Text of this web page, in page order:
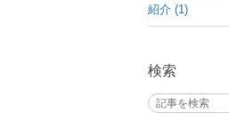
紹介 (1)
検索